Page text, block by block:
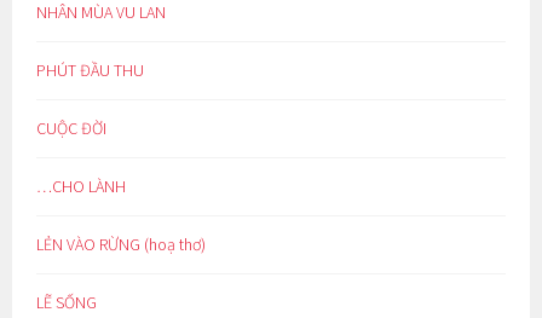
NHÂN MÙA VU LAN
PHÚT ĐẦU THU
CUỘC ĐỜI
…CHO LÀNH
LẺN VÀO RỪNG (hoạ thơ)
LẼ SỐNG